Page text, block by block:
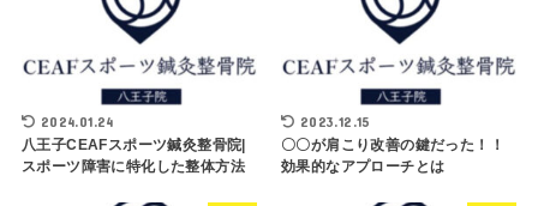
2024.01.24
八王子CEAFスポーツ鍼灸整骨院|
スポーツ障害に特化した整体方法
2023.12.15
〇〇が肩こり改善の鍵だった！！
効果的なアプローチとは